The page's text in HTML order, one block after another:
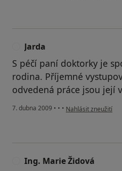
Jarda
S péčí paní doktorky je
rodina. Příjemné
odvedená práce jsou její
7. dubna 2009 • • • podle názoru
Nahlásit zneužití
Ing. Marie Židová